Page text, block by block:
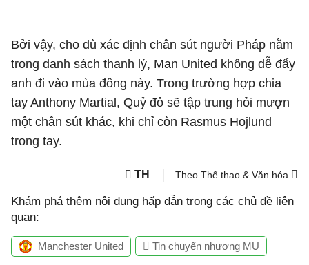
Bởi vậy, cho dù xác định chân sút người Pháp nằm
trong danh sách thanh lý, Man United không dễ đẩy
anh đi vào mùa đông này. Trong trường hợp chia
tay Anthony Martial, Quỷ đỏ sẽ tập trung hỏi mượn
một chân sút khác, khi chỉ còn Rasmus Hojlund
trong tay.
TH Theo Thể thao & Văn hóa
Khám phá thêm nội dung hấp dẫn trong các chủ đề liên
quan:
Manchester United Tin chuyển nhượng MU